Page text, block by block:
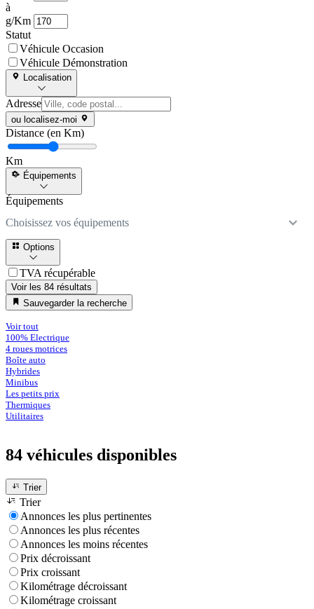
à
g/Km
Statut
Véhicule Occasion
Véhicule Démonstration
Localisation
Adresse
ou localisez-moi
Distance (en Km)
Km
Équipements
Équipements
Choisissez vos équipements
Options
TVA récupérable
Voir les 84 résultats
Sauvegarder la recherche
Voir tout
100% Electrique
4 roues motrices
Boîte auto
Hybrides
Minibus
Les petits prix
Thermiques
Utilitaires
84 véhicules disponibles
Trier
Trier
Annonces les plus pertinentes
Annonces les plus récentes
Annonces les moins récentes
Prix décroissant
Prix croissant
Kilométrage décroissant
Kilométrage croissant